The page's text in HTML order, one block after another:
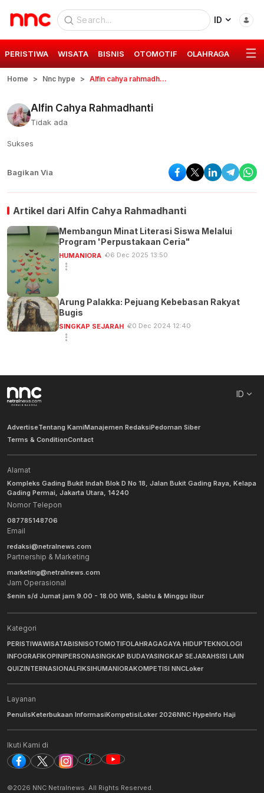
ID
PERISTIWA WISATA BISNIS OTOMOTIF OLAHRAGA GAYA
Home Nnc hype Alfin cahya rahmadhanti
Alfin Cahya Rahmadhanti
Tidak ada
Sukses
Bagikan Via
Artikel dari Alfin Cahya Rahmadhanti
Membangun Minat Literasi Siswa Melalui
Program 'Perpustakaan Ceria"
HUMANIORA 06 Dec 2025 13:50
Arung Palakka: Pejuang Kebebasan Rakyat
Bugis
SINGKAP SEJARAH 20 Dec 2024 12:40
ID
AdvertiseTentang KamiManajemen RedaksiPedoman Siber
Terms & ConditionContact
Alamat
Kompleks Gading Bukit Indah Blok D No 18, Jalan Bukit Gading Raya, Kelapa
Gading Permai, Jakarta Utara, 14240
Nomor Telepon
087785148706
Email
redaksi@netralnews.com
Partnership & Marketing
marketing@netralnews.com
Jam Operasional
Senin s/d Jumat jam 9.00 - 18.00 WIB, Sabtu & Minggu libur
Kategori
PERISTIWAWISATABISNISOTOMOTIFOLAHRAGAGAYA HIDUPTEKNOLOGI
INFOGRAFIKOPINIPERSONASINGKAP BUDAYASINGKAP SEJARAHSISI LAIN
QUIZINTERNASIONALFIKSIHUMANIORAKOMPETISI NNCLoker
Layanan
PenulisKeterbukaan InformasiKompetisiLoker 2026NNC HypeInfo Haji
Ikuti Kami di
©2026 NNC Netralnews. All Rights Reserved.